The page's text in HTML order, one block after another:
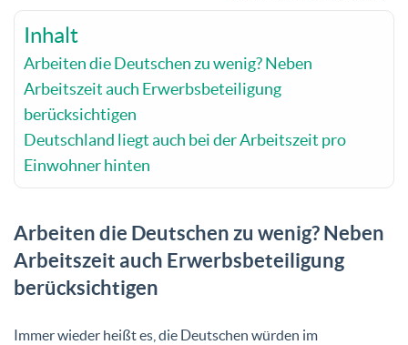
Inhalt
Arbeiten die Deutschen zu wenig? Neben
Arbeitszeit auch Erwerbsbeteiligung
berücksichtigen
Deutschland liegt auch bei der Arbeitszeit pro
Einwohner hinten
Arbeiten die Deutschen zu wenig? Neben
Arbeitszeit auch Erwerbsbeteiligung
berücksichtigen
Immer wieder heißt es, die Deutschen würden im